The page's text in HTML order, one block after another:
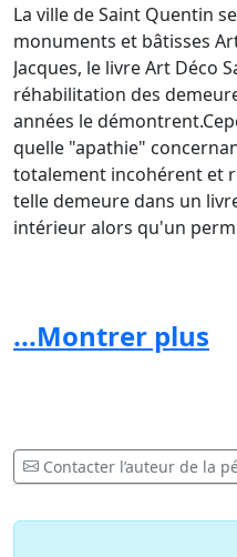
La ville de Saint Quentin
monuments et bâtisses
Jacques, le livre Art Déco
réhabilitation des
années le
quelle "apathie"
totalement incohérent et
telle demeure dans un
intérieur alors qu'un
semblerait bien fade si
!
n'est pas inscrite aux
Nous espérons qu'une
châteaux, centre de
...Montrer plus
Contacter l’auteur de la